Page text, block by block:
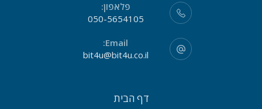
פלאפון:
050-5654105
Email:
bit4u@bit4u.co.il
דף הבית